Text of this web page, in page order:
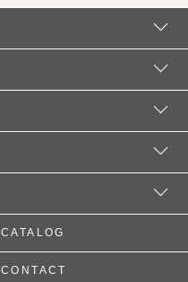
CATALOG
CONTACT